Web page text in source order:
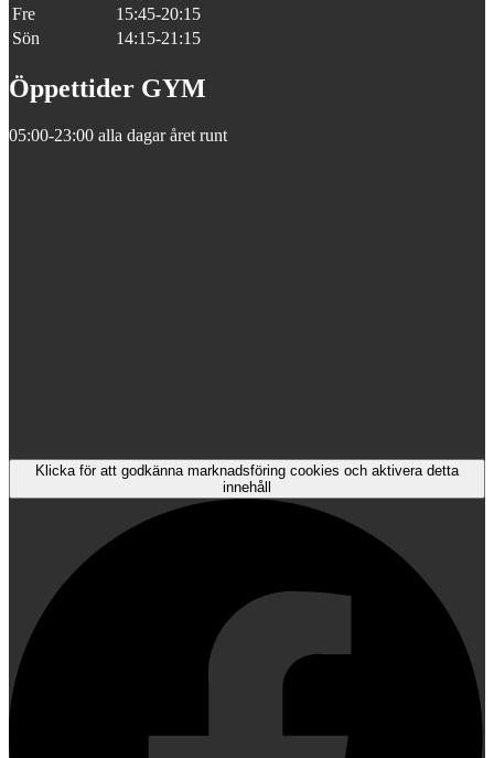
Fre
15:45-20:15
Sön
14:15-21:15
Öppettider GYM
05:00-23:00 alla dagar året runt
Klicka för att godkänna marknadsföring cookies och aktivera detta
innehåll